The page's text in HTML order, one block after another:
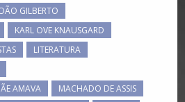
GILBERTO
KARL OVE KNAUSGARD
LITERATURA
AMAVA
MACHADO DE ASSIS